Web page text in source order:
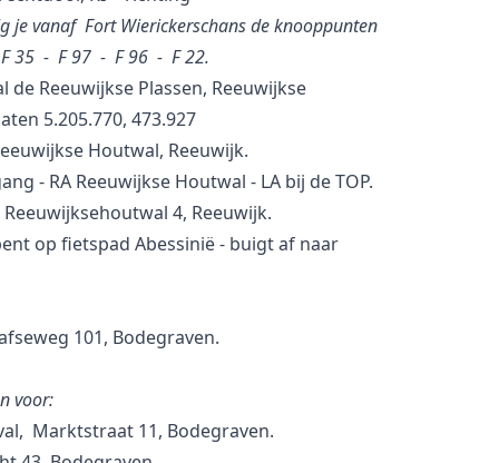
je vanaf Fort Wierickerschans de knooppunten
35 - F 97 - F 96 - F 22.
Reeuwijkse Plassen, Reeuwijkse
5.205.770, 473.927
Houtwal, Reeuwijk.
- RA Reeuwijkse Houtwal - LA bij de TOP.
4, Reeuwijk.
op fietspad Abessinië - buigt af naar
101, Bodegraven.
voor:
Marktstraat 11, Bodegraven.